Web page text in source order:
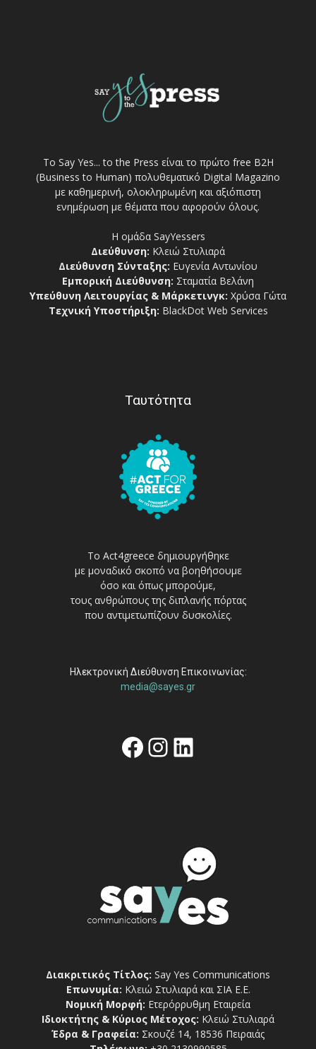
Το Say Yes... to the Press είναι το πρώτο free Β2Η
(Business to Human) πολυθεματικό Digital Magazino
με καθημερινή, ολοκληρωμένη και αξιόπιστη
ενημέρωση με θέματα που αφορούν όλους.
Η ομάδα SayYessers
Διεύθυνση: Κλειώ Στυλιαρά
Διεύθυνση Σύνταξης: Ευγενία Αντωνίου
Εμπορική Διεύθυνση: Σταματία Βελάνη
Υπεύθυνη Λειτουργίας & Μάρκετινγκ: Χρύσα Γώτα
Τεχνική Υποστήριξη: BlackDot Web Services
Ταυτότητα
Το Act4greece δημιουργήθηκε
με μοναδικό σκοπό να βοηθήσουμε
όσο και όπως μπορούμε,
τους ανθρώπους της διπλανής πόρτας
που αντιμετωπίζουν δυσκολίες.
Ηλεκτρονική Διεύθυνση Επικοινωνίας:
media@sayes.gr
Facebook
Instagram
Linkedin
Διακριτικός Τίτλος: Say Yes Communications
Επωνυμία: Κλειώ Στυλιαρά και ΣΙΑ Ε.Ε.
Νομική Μορφή: Ετερόρρυθμη Εταιρεία
Ιδιοκτήτης & Κύριος Μέτοχος: Κλειώ Στυλιαρά
Έδρα & Γραφεία: Σκουζέ 14, 18536 Πειραιάς